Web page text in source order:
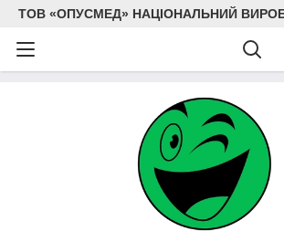
ТОВ «ОПУСМЕД» НАЦІОНАЛЬНИЙ